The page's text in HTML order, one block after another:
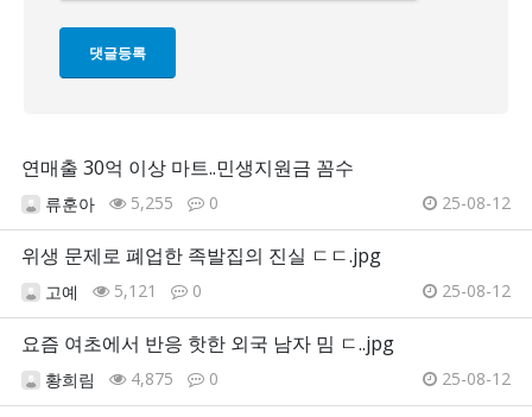
연매출 30억 이상 마트..민생지원금 꼼수
류훈아 5,255 0 25-08-12
위생 문제로 폐업한 족발집의 진실 ㄷㄷ.jpg
고예 5,121 0 25-08-12
요즘 여초에서 반응 핫한 외국 남자 밈 ㄷ..jpg
황희림 4,875 0 25-08-12